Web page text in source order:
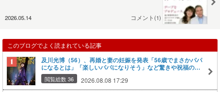
2026.05.14 コメント(1)
このブログでよく読まれている記事
及川光博（56）、再婚と妻の妊娠を発表「56歳でまさかパパ
になるとは」「楽しいパパになりそう」など驚きや祝福の声
｜Infoseekニュース
閲覧総数 36 2026.08.08 17:29